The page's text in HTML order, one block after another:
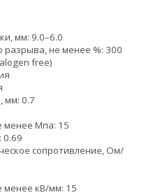
мм: 9.0–6.0
разрыва, не менее %: 300
free)
мм: 0.7
менее Мпа: 15
0.69
сопротивление, Ом/
менее кВ/мм: 15